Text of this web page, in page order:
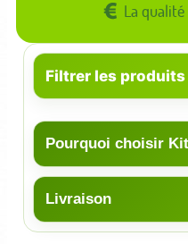
La
Filtrer les produits
Pourquoi choisir
Livraison